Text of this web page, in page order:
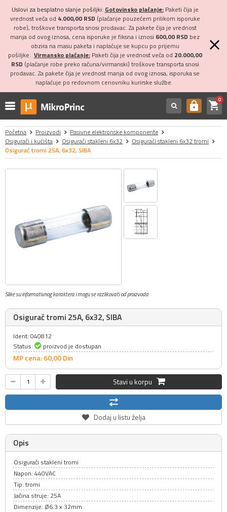
Uslovi za besplatno slanje pošiljki: Gotovinsko plaćanje:Paketi čija je
vrednost veća od 4.000,00 RSD (plaćanje pouzećem prilikom isporuke
robe), troškove transporta snosi prodavac. Za pakete čija je vrednost
manja od ovog iznosa, cena isporuke je fiksna i iznosi 600,00 RSD bez
obzira na masu paketa i naplaćuje se kupcu po prijemu
pošiljke. Virmansko plaćanje:Paketi čija je vrednost veća od 20.000,00
RSD (plaćanje robe preko računa/virmanski) troškove transporta snosi
prodavac. Za pakete čija je vrednost manja od ovog iznosa, isporuka se
naplaćuje po redovnom cenovniku kurirske službe.
https shopping_cart0
Početna Proizvodi
Pasivne elektronske komponente
Osigurači i kućišta
Osigurači stakleni 6x32
Osigurači stakleni 6x32 tromi
Osigurač tromi 25A, 6x32, SIBA
Slike su informativnog karaktera i mogu se razlikovati od proizvoda
Osigurač tromi 25A, 6x32, SIBA
Ident: 040812
Status:
proizvod je dostupan
MP cena: 60,00Din
Stavi u korpu
Dodaj u listu želja
Opis
Osigurači stakleni tromi
Napon: 440VAC
Tip: tromi
Jačina struje: 25A
Dimenzije: Ø6.3 x 32mm